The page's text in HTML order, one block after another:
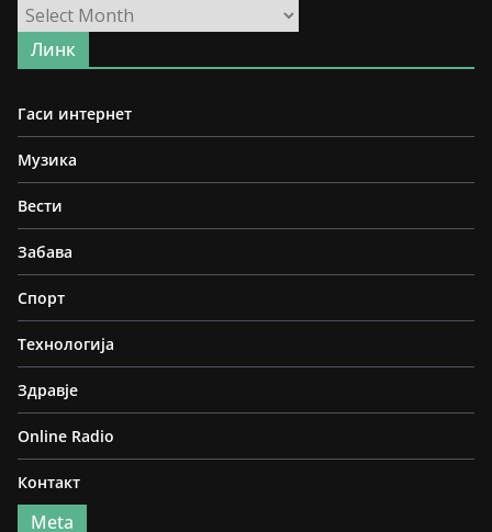
Архива
Линк
Гаси интернет
Музика
Вести
Забава
Спорт
Технологија
Здравје
Online Radio
Контакт
Meta